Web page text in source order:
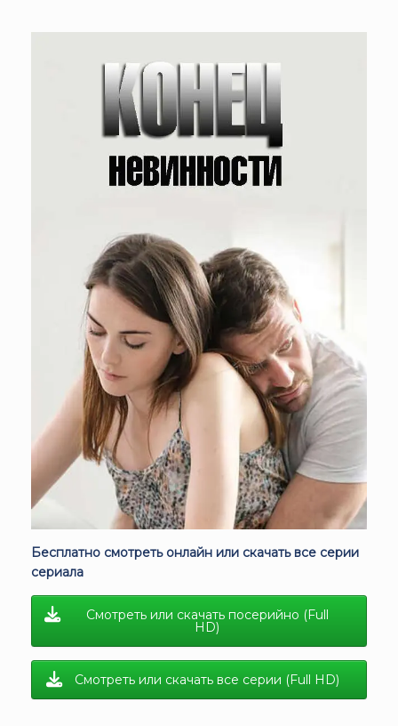
Бесплатно смотреть онлайн или скачать все серии
сериала
Смотреть или скачать посерийно (Full
HD)
Смотреть или скачать все серии (Full HD)